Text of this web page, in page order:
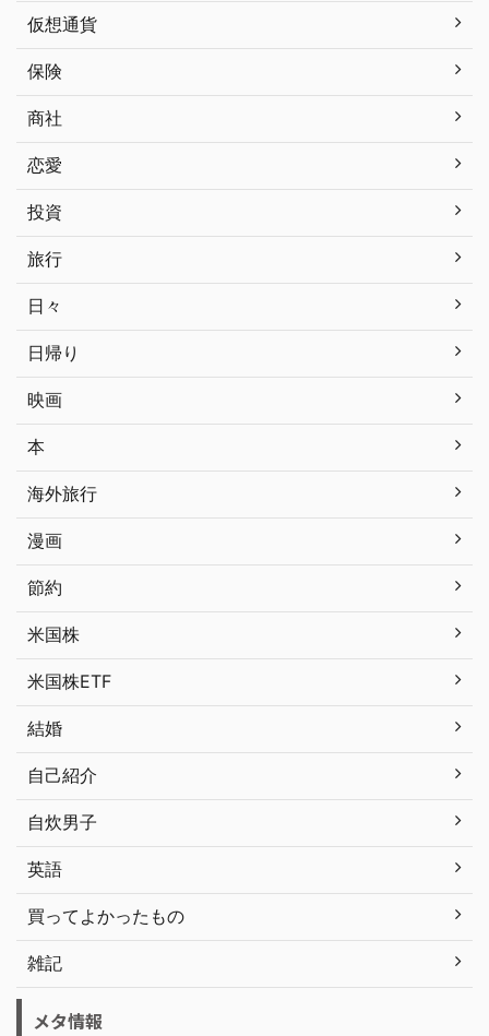
仮想通貨
保険
商社
恋愛
投資
旅行
日々
日帰り
映画
本
海外旅行
漫画
節約
米国株
米国株ETF
結婚
自己紹介
自炊男子
英語
買ってよかったもの
雑記
メタ情報